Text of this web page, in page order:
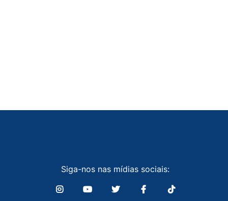
Siga-nos nas mídias sociais: